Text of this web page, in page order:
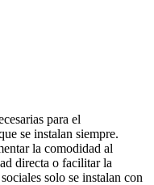
para el
se instalan siempre.
la comodidad al
directa o facilitar la
solo se instalan con